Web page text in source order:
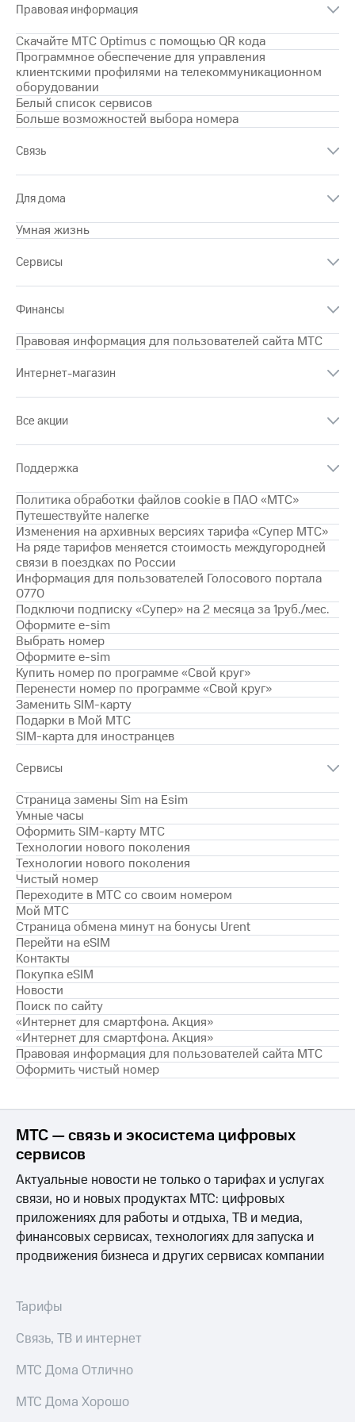
Роуминг
Семейная
группа
Заказать
SIM-
Оформить
SIM-
карта
красивый
Заменить
карту
на
eSIM
Для дома
Выберите
и подключите
ТВ
с выгодным
тарифом
Тарифы
Интернет,
ТВ и телефон
для дома
Услуги
Домашний
интернет
Домашнее
ТВ
Спутниковое
ТВ
Перейти
в МТС
со своим
номером
Поддержка
и подписки
МТС
Premium
Подписка
интернета,
фильмы,
и многое
другое
Семейная
группа
и услуги,
доступ
к геолокации
музыка,
на связь
Тарифы
RED,
РИИЛ
и МТС
Супер
дешевле
МТС
Выберите
и подключите
тарифом
ТВ и телефон
кабинет
интернета
и
ТВ
Личный
кабинет
спутникового
ТВ
приложение
Мой
МТС
Акции
Видеонаблюдение
для дома
МТС
Premium
Подписка
на гигабайты
интернета,
фильмы,
музыка
и многое
другое
Семейная
группа
Скидка
на тарифы,
общие
подписки
и услуги,
доступ
безопасности
под
рукой
в Мой МТС
Посмотрите,
Музыка
Правовая информация
Скачайте МТС Optimus с помощью QR кода
Программное обеспечение для управления
клиентскими профилями на телекоммуникационном
оборудовании
Белый список сервисов
Больше возможностей выбора номера
Связь
Для дома
Умная жизнь
Сервисы
Финансы
Правовая информация для пользователей сайта МТС
Интернет-магазин
Все акции
Поддержка
Политика обработки файлов cookie в ПАО «МТС»
Путешествуйте налегке
Изменения на архивных версиях тарифа «Супер МТС»
На ряде тарифов меняется стоимость междугородней
связи в поездках по России
Информация для пользователей Голосового портала
0770
Подключи подписку «Супер» на 2 месяца за 1руб./мес.
Оформите e-sim
Выбрать номер
Оформите e-sim
Купить номер по программе «Свой круг»
Перенести номер по программе «Свой круг»
Заменить SIM-карту
Подарки в Мой МТС
SIM-карта для иностранцев
Сервисы
Страница замены Sim на Esim
Умные часы
Оформить SIM-карту МТС
Технологии нового поколения
Технологии нового поколения
Чистый номер
Переходите в МТС со своим номером
Мой МТС
Страница обмена минут на бонусы Urent
Перейти на eSIM
Контакты
Покупка eSIM
Новости
Поиск по сайту
«Интернет для смартфона. Акция»
«Интернет для смартфона. Акция»
Правовая информация для пользователей сайта МТС
Оформить чистый номер
МТС — связь и экосистема цифровых
сервисов
Актуальные новости не только о тарифах и услугах
связи, но и новых продуктах МТС: цифровых
приложениях для работы и отдыха, ТВ и медиа,
финансовых сервисах, технологиях для запуска и
продвижения бизнеса и других сервисах компании
Тарифы
Связь, ТВ и интернет
МТС Дома Отлично
МТС Дома Хорошо